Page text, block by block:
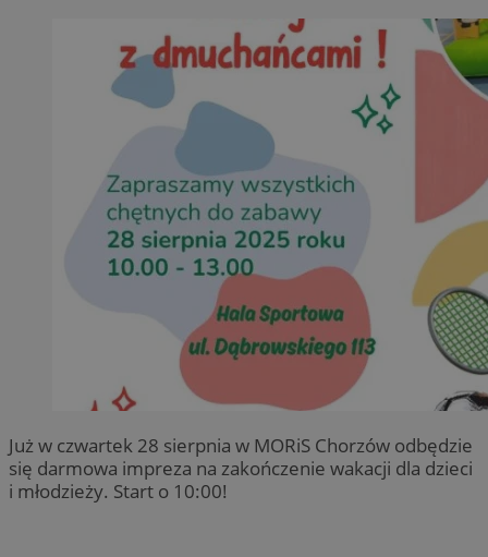
Już w czwartek 28 sierpnia w MORiS Chorzów odbędzie
się darmowa impreza na zakończenie wakacji dla dzieci
i młodzieży. Start o 10:00!